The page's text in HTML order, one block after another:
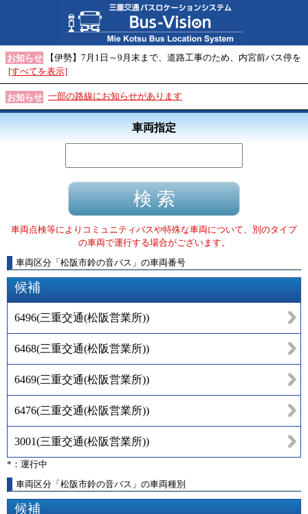
お知らせ
【伊勢】7月1日～9月末まで、道路工事のため、内宮前バス停を
[すべてを表示]
お知らせ 一部の路線にお知らせがあります
車両指定
車両点検等によりコミュニティバスや特殊な車両について、別のタイプ
の車両で運行する場合がございます。
車両区分 「 松阪市鈴の音バス 」 の車両番号
候補
6496(三重交通(松阪営業所))
6468(三重交通(松阪営業所))
6469(三重交通(松阪営業所))
6476(三重交通(松阪営業所))
3001(三重交通(松阪営業所))
*：運行中
車両区分「松阪市鈴の音バス」の車両種別
候補